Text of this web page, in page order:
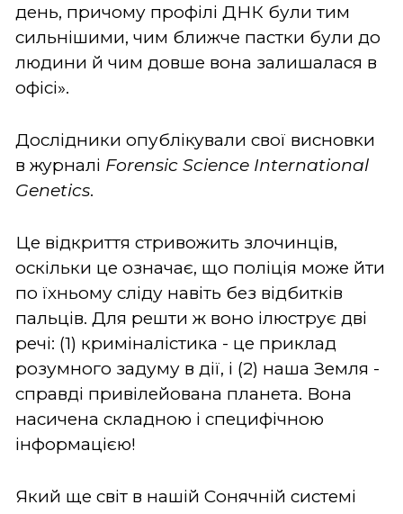
день, причому профілі ДНК були тим
сильнішими, чим ближче пастки були до
людини й чим довше вона залишалася в
офісі».
Дослідники опублікували свої висновки
в журналі Forensic Science International
Genetics.
Це відкриття стривожить злочинців,
оскільки це означає, що поліція може йти
по їхньому сліду навіть без відбитків
пальців. Для решти ж воно ілюструє дві
речі: (1) криміналістика - це приклад
розумного задуму в дії, і (2) наша Земля -
справді привілейована планета. Вона
насичена складною і специфічною
інформацією!
Який ще світ в нашій Сонячній системі